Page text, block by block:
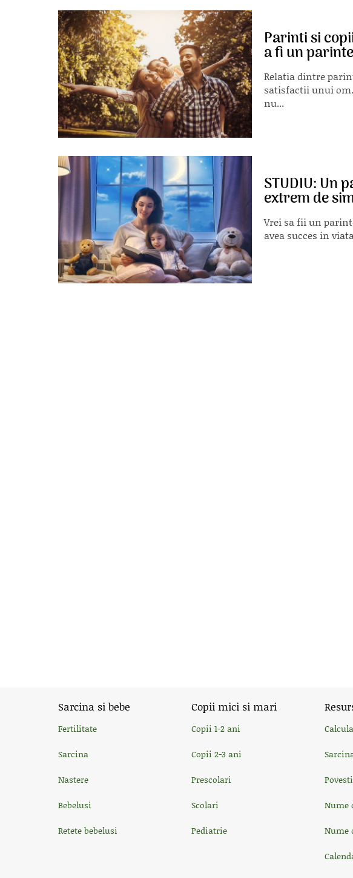
Parinti si
a fi un
Relatia dintre
satisfactii unui
nu...
STUDIU: Un
extrem de
Vrei sa fii un
avea succes in
Sarcina si bebe
Fertilitate
Sarcina
Nastere
Bebelusi
Retete bebelusi
Copii mici si mari
Copii 1-2 ani
Copii 2-3 ani
Prescolari
Scolari
Pediatrie
Nume
Nume